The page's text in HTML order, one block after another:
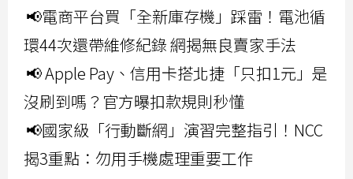
📢電商平台買「全新庫存機」踩雷！電池循
環44次還帶維修紀錄 網揭無良賣家手法
📢 Apple Pay、信用卡搭北捷「只扣1元」是
沒刷到嗎？官方曝扣款規則秒懂
📢國家級「行動斷網」演習完整指引！NCC
揭3重點：勿用手機處理重要工作